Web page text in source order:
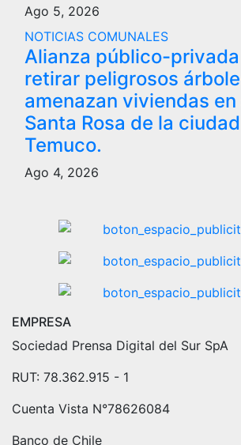
Ago 5, 2026
NOTICIAS COMUNALES
Alianza público-
retirar peligrosos
amenazan viviendas
Santa Rosa de la
Temuco.
Ago 4, 2026
EMPRESA
Sociedad Prensa Digital del Sur SpA
RUT: 78.362.915 - 1
Cuenta Vista N°78626084
Banco de Chile